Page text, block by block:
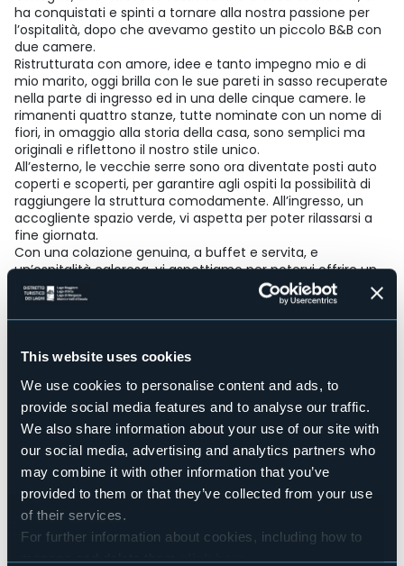
This website uses cookies
We use cookies to personalise content and ads, to
provide social media features and to analyse our traffic.
We also share information about your use of our site with
our social media, advertising and analytics partners who
may combine it with other information that you’ve
provided to them or that they’ve collected from your use
of their services.
For further information about cookies, including how to
manage and delete themclick here.
ha conquistati e spinti a tornare alla nostra passione per
l’ospitalità, dopo che avevamo gestito un piccolo B&B con
due camere.
Ristrutturata con amore, idee e tanto impegno mio e di
mio marito, oggi brilla con le sue pareti in sasso recuperate
nella parte di ingresso ed in una delle cinque camere. le
rimanenti quattro stanze, tutte nominate con un nome di
fiori, in omaggio alla storia della casa, sono semplici ma
originali e riflettono il nostro stile unico.
All’esterno, le vecchie serre sono ora diventate posti auto
coperti e scoperti, per garantire agli ospiti la possibilità di
raggiungere la struttura comodamente. All’ingresso, un
accogliente spazio verde, vi aspetta per poter rilassarsi a
fine giornata.
Con una colazione genuina, a buffet e servita, e
un’ospitalità calorosa, vi aspettiamo per potervi offrire un
soggiorno rilassante, che unisce storia e comfort.
……..LacrunadeLago……..vi aspetta
Accesible for disables guests
Wellness
No
Conference hall
No
Swimming pool
No
Pets allowed
No
Number of rooms